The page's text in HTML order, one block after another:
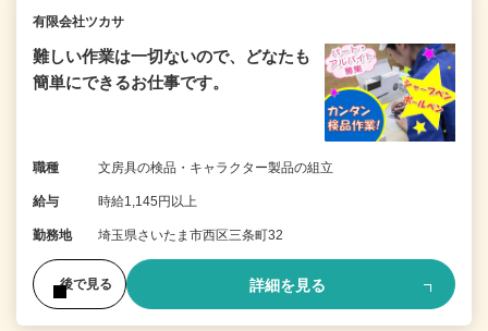
有限会社ツカサ
難しい作業は一切ないので、どなたも
簡単にできるお仕事です。
職種 文房具の検品・キャラクター製品の組立
給与 時給1,145円以上
勤務地 埼玉県さいたま市西区三条町32
後で見る 詳細を見る